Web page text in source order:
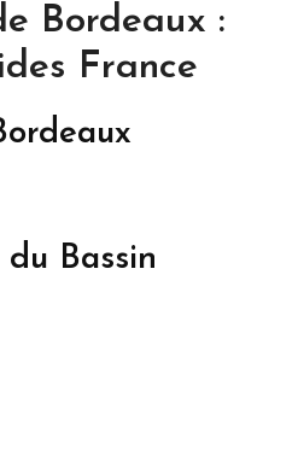
Bordeaux :
France
du Bassin